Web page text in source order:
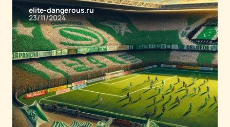
elite-dangerous.ru
23/11/2024